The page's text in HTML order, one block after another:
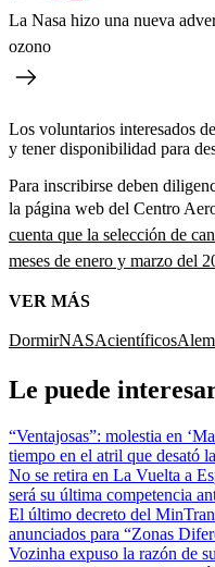
La Nasa hizo una nueva
ozono
Los voluntarios interesados
y tener disponibilidad para
Para inscribirse deben
la página web del Centro
cuenta que la selección de
meses de enero y marzo del
VER MÁS
DormirNASAcientíficos
Le puede
“Ventajosas”: molestia en
tiempo en el atril que desató
No se retira en La Vuelta a
será su última competencia
El último decreto del
anunciados para “Zonas
Vozinha expuso la razón de